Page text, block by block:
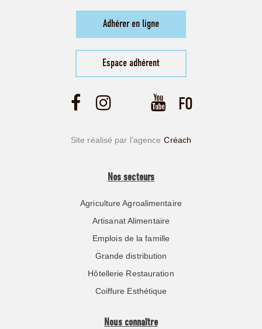
Adhérer en ligne
Espace adhérent
Site réalisé par l’agence Créach
Nos secteurs
Agriculture Agroalimentaire
Artisanat Alimentaire
Emplois de la famille
Grande distribution
Hôtellerie Restauration
Coiffure Esthétique
Nous connaître